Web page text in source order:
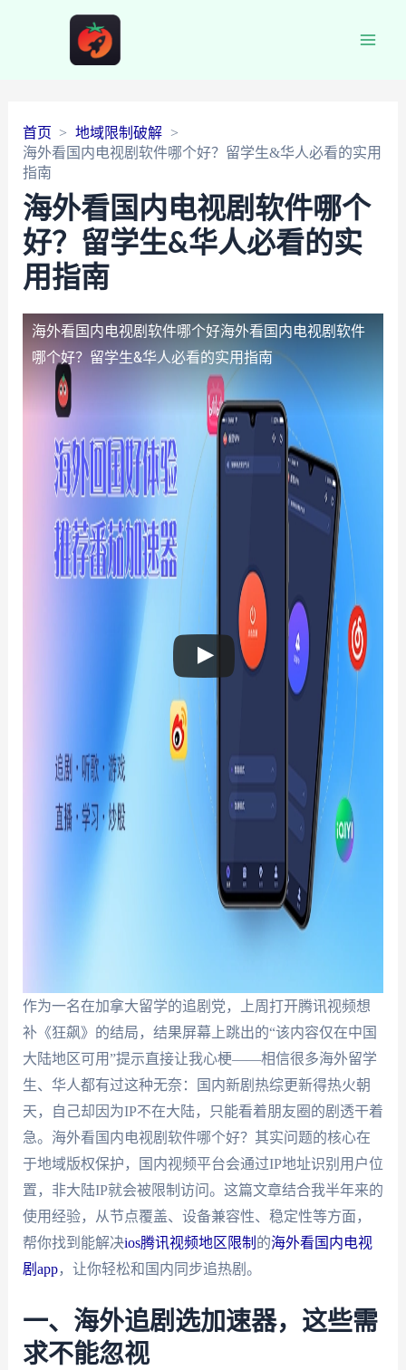
首页
地域限制破解
海外看国内电视剧软件哪个好？留学生&华人必看的实用
指南
海外看国内电视剧软件哪个
好？留学生&华人必看的实
用指南
海外看国内电视剧软件哪个好海外看国内电视剧软件
哪个好？留学生&华人必看的实用指南
作为一名在加拿大留学的追剧党，上周打开腾讯视频想
补《狂飙》的结局，结果屏幕上跳出的“该内容仅在中国
大陆地区可用”提示直接让我心梗——相信很多海外留学
生、华人都有过这种无奈：国内新剧热综更新得热火朝
天，自己却因为IP不在大陆，只能看着朋友圈的剧透干着
急。海外看国内电视剧软件哪个好？其实问题的核心在
于地域版权保护，国内视频平台会通过IP地址识别用户位
置，非大陆IP就会被限制访问。这篇文章结合我半年来的
使用经验，从节点覆盖、设备兼容性、稳定性等方面，
帮你找到能解决ios腾讯视频地区限制 的海外看国内电视
剧app，让你轻松和国内同步追热剧。
一、海外追剧选加速器，这些需
求不能忽视